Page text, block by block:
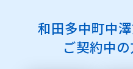
和田多中町中
ご契約中